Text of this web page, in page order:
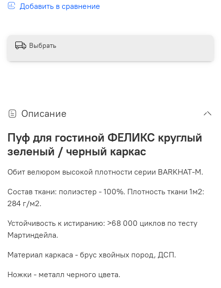
Добавить в сравнение
Выбрать
Описание
Пуф для гостиной ФЕЛИКС круглый
зеленый / черный каркас
Обит велюром высокой плотности серии BARKHAT-M.
Состав ткани: полиэстер - 100%. Плотность ткани 1м2:
284 г/м2.
Устойчивость к истиранию: >68 000 циклов по тесту
Мартиндейла.
Материал каркаса - брус хвойных пород, ДСП.
Ножки - металл черного цвета.